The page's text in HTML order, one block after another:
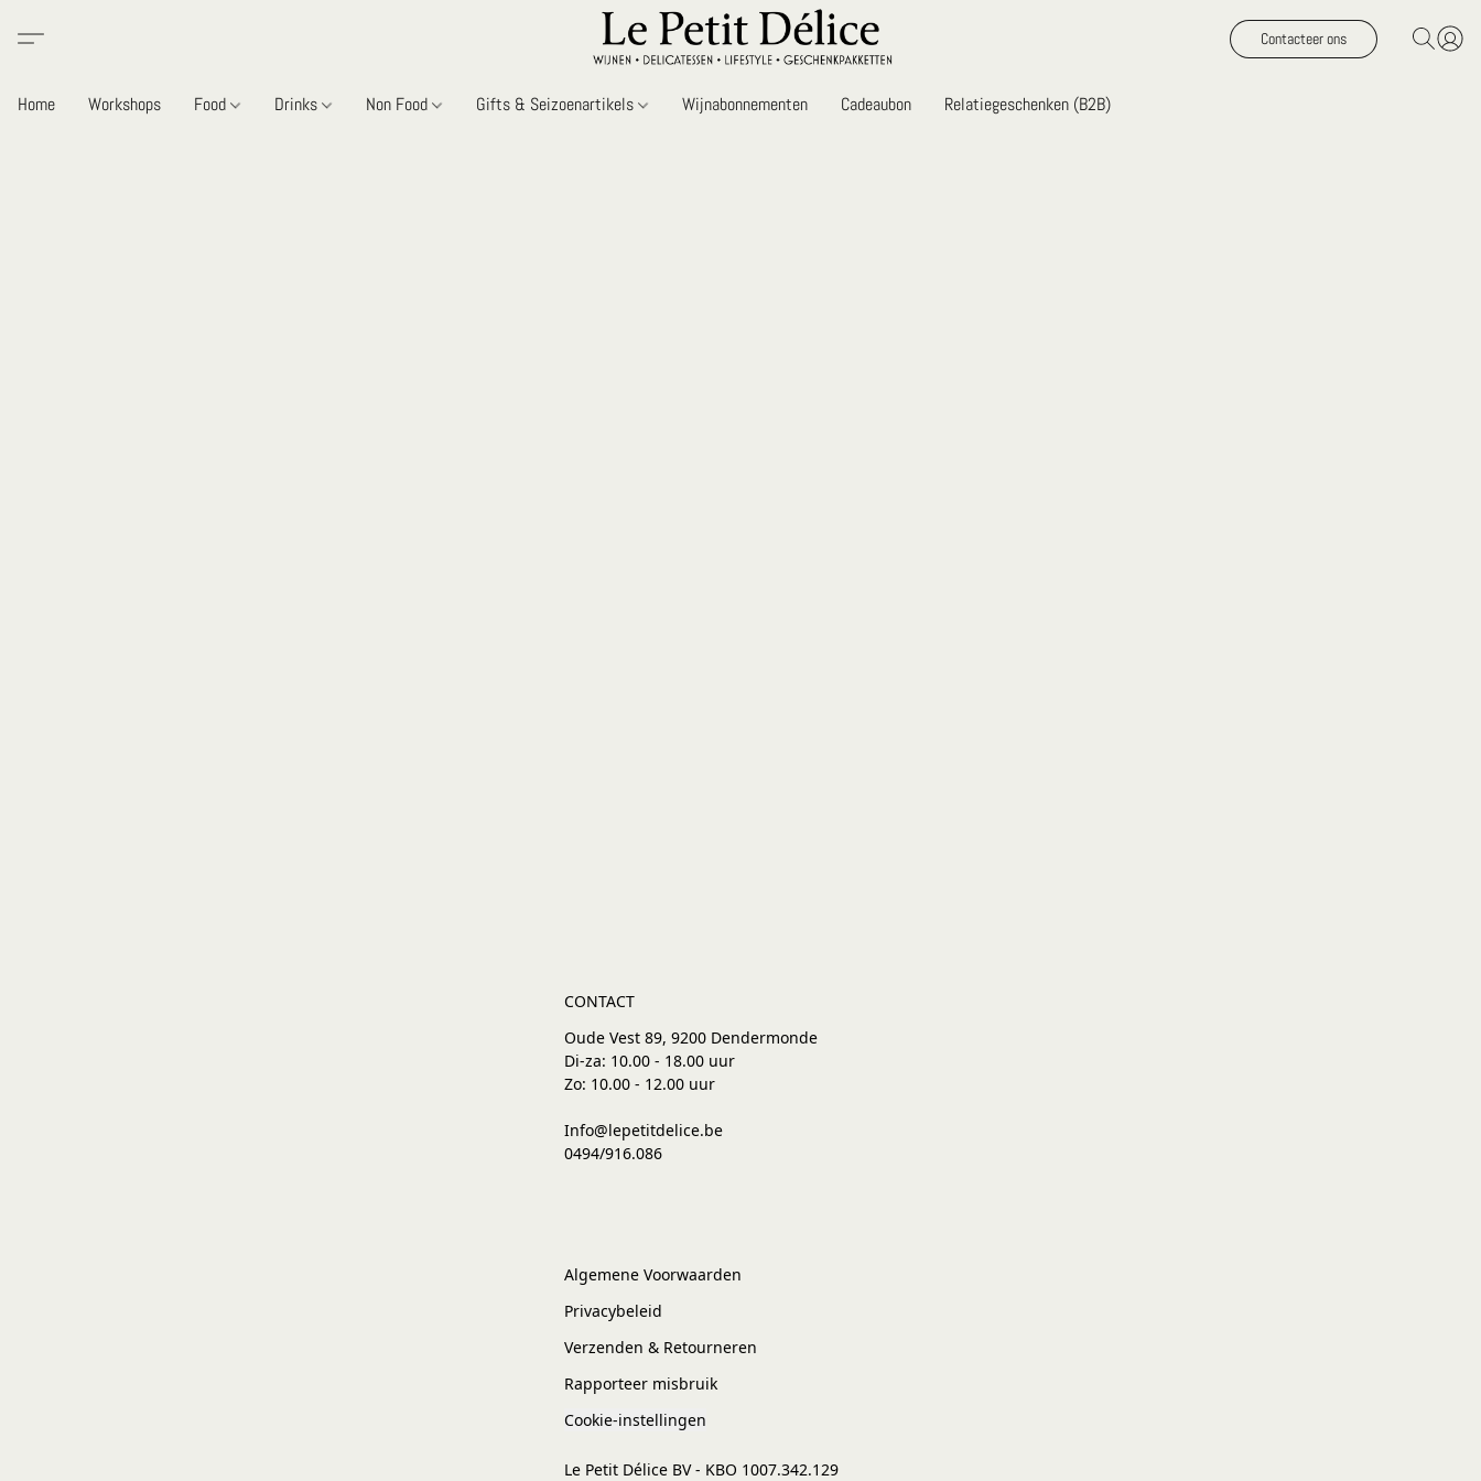
Contacteer ons
Home Workshops Food Drinks Non Food Gifts & Seizoenartikels Wijnabonnementen Cadeaubon Relatiegeschenken (B2B)
CONTACT
Oude Vest 89, 9200 Dendermonde
Di-za: 10.00 - 18.00 uur
Zo: 10.00 - 12.00 uur
Info@lepetitdelice.be
0494/916.086
Algemene Voorwaarden
Privacybeleid
Verzenden & Retourneren
Rapporteer misbruik
Cookie-instellingen
Le Petit Délice BV - KBO 1007.342.129